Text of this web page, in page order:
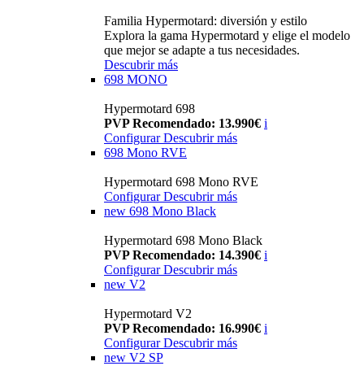
Familia Hypermotard: diversión y estilo
Explora la gama Hypermotard y elige el modelo
que mejor se adapte a tus necesidades.
Descubrir más
698 MONO
Hypermotard 698
PVP Recomendado: 13.990€ i
ConfigurarDescubrir más
698 Mono RVE
Hypermotard 698 Mono RVE
Configurar Descubrir más
new 698 Mono Black
Hypermotard 698 Mono Black
PVP Recomendado: 14.390€ i
Configurar Descubrir más
new V2
Hypermotard V2
PVP Recomendado: 16.990€ i
Configurar Descubrir más
new V2 SP